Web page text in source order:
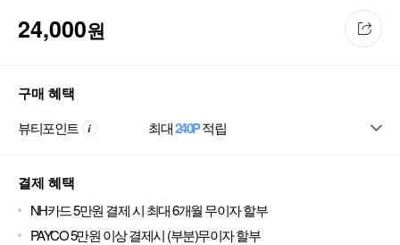
24,000원
구매 혜택
뷰티포인트 최대240P적립
결제 혜택
NH카드 5만원 결제 시 최대 6개월 무이자 할부
PAYCO 5만원 이상 결제시 (부분)무이자 할부